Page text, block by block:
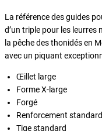
La référence des guides
d’un triple pour les leurres
la pêche des thonidés en
avec un piquant
Œillet large
Forme X-large
Forgé
Renforcement standard
Tige standard